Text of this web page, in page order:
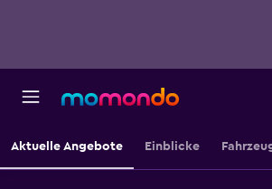
Aktuelle Angebote Einblicke